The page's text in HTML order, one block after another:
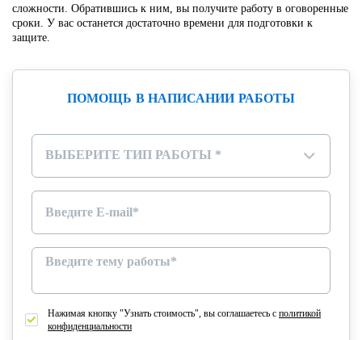
сложности. Обратившись к ним, вы получите работу в оговоренные
сроки. У вас останется достаточно времени для подготовки к
защите.
ПОМОЩЬ В НАПИСАНИИ РАБОТЫ
ВЫБЕРИТЕ ТИП РАБОТЫ * ▾
Нажимая кнопку "Узнать стоимость", вы соглашаетесь с политикой
конфиденциальности